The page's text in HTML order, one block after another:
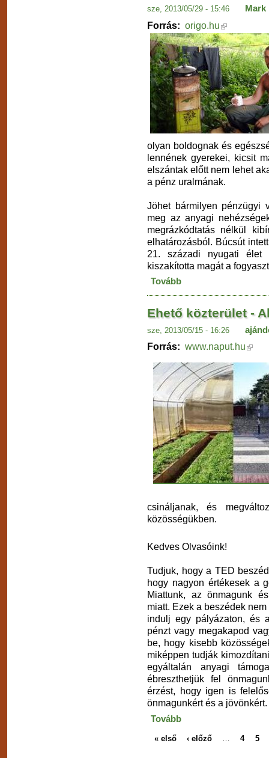
sze, 2013/05/29 - 15:46 Mark
Forrás: origo.hu
olyan boldognak és
lennének gyerekei, kicsit
elszántak előtt nem lehet
a pénz uralmának.
Jöhet bármilyen pénzügyi
meg az anyagi
megrázkódtatás nélkül
elhatározásból. Búcsút
21. századi nyugati élet
kiszakította magát a
Tovább
Ehető közterület -
sze, 2013/05/15 - 16:26
Forrás: www.naput.hu
csináljanak, és
közösségükben.
Kedves Olvasóink!
Tudjuk, hogy a TED
hogy nagyon értékesek a
Miattunk, az önmagunk
miatt. Ezek a beszédek
indulj egy pályázaton, és
pénzt vagy megakapod
be, hogy kisebb
miképpen tudják
egyáltalán anyagi
ébreszthetjük fel
érzést, hogy igen is
önmagunkért és a jövönkért.
Tovább
« első ‹ előző 4 5